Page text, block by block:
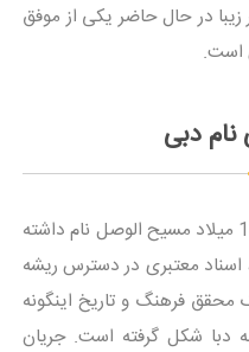
در حال حاضر یکی از موفق
است.
دبی
در دهه قبل از 1820 میلاد مسیح الوصل نام داشته
معتبری در دسترس ریشه
فرهنگ و تاریخ اینگونه
دبا شکل گرفته است. جریان